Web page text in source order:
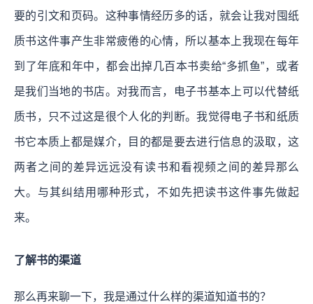
要的引文和页码。这种事情经历多的话，就会让我对囤纸
质书这件事产生非常疲倦的心情，所以基本上我现在每年
到了年底和年中，都会出掉几百本书卖给“多抓鱼”，或者
是我们当地的书店。对我而言，电子书基本上可以代替纸
质书，只不过这是很个人化的判断。我觉得电子书和纸质
书它本质上都是媒介，目的都是要去进行信息的汲取，这
两者之间的差异远远没有读书和看视频之间的差异那么
大。与其纠结用哪种形式，不如先把读书这件事先做起
来。
了解书的渠道
那么再来聊一下，我是通过什么样的渠道知道书的？